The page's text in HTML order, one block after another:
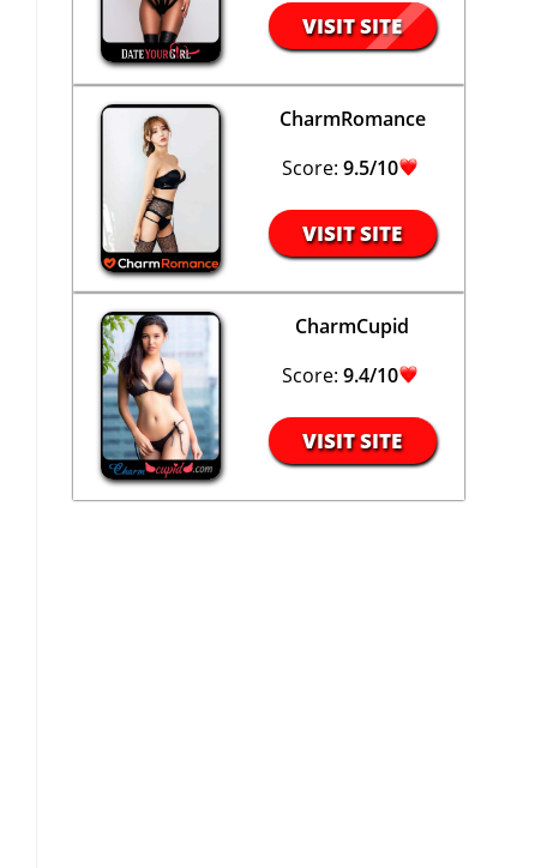
VISIT SITE
CharmRomance
Score: 9.5/10
VISIT SITE
CharmCupid
Score: 9.4/10
VISIT SITE